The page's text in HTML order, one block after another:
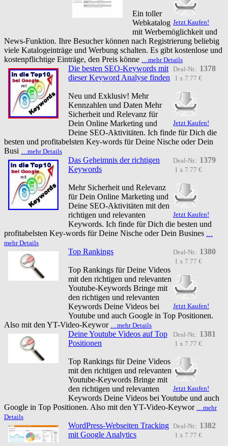
Jetzt Kaufen!
Ein toller
Webkatalog
mit Werbemöglichkeit und
News-Funktion. Ihre Besucher können nach Registrierung beliebig
viele Katalogeinträge und Werbung schalten. Es gibt kostenlose und
kostenpflichtige Einträge, den Preis könne
…mehr Details
Deal-Nr.: 1378
1 x 7.77 €
Jetzt Kaufen!
Die besten SEO-Keywords mit
dieser Keyword Analyse finden
Neu und Exklusiv! Mehr
Kennzahlen und Daten Mehr
Sicherheit und Relevanz für
Dein Online Marketing und
Deine SEO-Aktivitäten. Ich finde für Dich die
besten und profitabelsten Key-words für Deine Nische oder Dein
Busi
…mehr Details
Deal-Nr.: 1379
1 x 7.77 €
Jetzt Kaufen!
Das Geheimnis der richtigen
Keywords
Mehr Sicherheit und Relevanz
für Dein Online Marketing und
Deine SEO-Aktivitäten mit den
richtigen und relevanten
Keywords. Ich finde für Dich die besten und
profitabelsten Key-words für Deine Nische oder Dein Busines
mehr Details
Deal-Nr.: 1380
1 x 7.77 €
Jetzt Kaufen!
Top Rankings
Top Rankings für Deine Videos
mit den richtigen und relevanten
Youtube-Keywords Bringe mit
den richtigen und relevanten
Keywords Deine Videos bei
Youtube und auch Google in Top Positionen.
Also mit den YT-Video-Keywor
…mehr Details
Deal-Nr.: 1381
1 x 7.77 €
Jetzt Kaufen!
Deine Youtube Videos auf Top
Positionen
Top Rankings für Deine Videos
mit den richtigen und relevanten
Youtube-Keywords Bringe mit
den richtigen und relevanten
Keywords Deine Videos bei Youtube und auch
Google in Top Positionen. Also mit den YT-Video-Keywor
…mehr
Details
Deal-Nr.: 1382
1 x 7.77 €
WordPress-Webseiten Tracking
mit Google Analytics